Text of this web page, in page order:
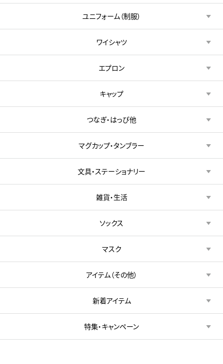
ユニフォーム（制服）
ワイシャツ
エプロン
キャップ
つなぎ・はっぴ他
マグカップ・タンブラー
文具・ステーショナリー
雑貨・生活
ソックス
マスク
アイテム（その他）
新着アイテム
特集・キャンペーン